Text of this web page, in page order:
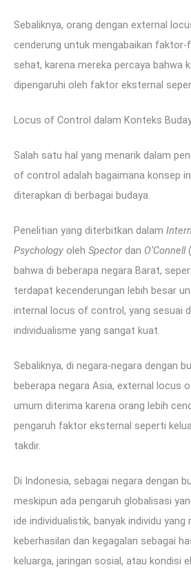
Sebaliknya, orang dengan external
cenderung untuk mengabaikan faktor-
sehat, karena mereka percaya bahwa
dipengaruhi oleh faktor eksternal
Locus of Control dalam Konteks
Salah satu hal yang menarik dalam
of control adalah bagaimana konsep
diterapkan di berbagai budaya.
Penelitian yang diterbitkan dalam
Psychology oleh Spector dan O’Connell
bahwa di beberapa negara Barat,
terdapat kecenderungan lebih besar
internal locus of control, yang sesuai
individualisme yang sangat kuat.
Sebaliknya, di negara-negara dengan
beberapa negara Asia, external locus
umum diterima karena orang lebih
pengaruh faktor eksternal seperti
takdir.
Di Indonesia, sebagai negara dengan
meskipun ada pengaruh globalisasi
ide individualistik, banyak individu yang
keberhasilan dan kegagalan sebagai
keluarga, jaringan sosial, atau kondisi